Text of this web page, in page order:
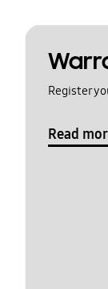
Register
Read